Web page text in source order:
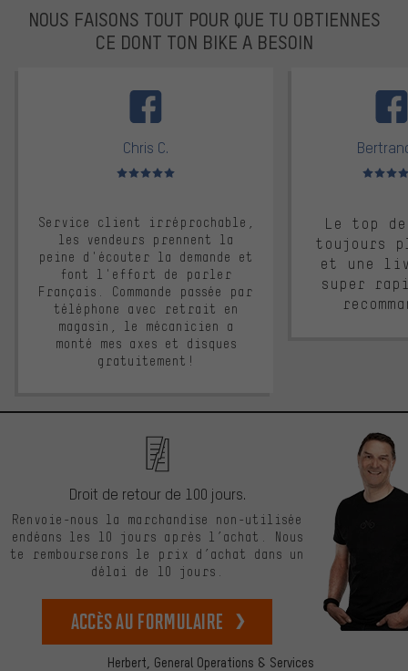
NOUS FAISONS TOUT POUR QUE TU OBTIENNES
CE DONT TON BIKE A BESOIN
Chris C.
Note moyenne : 5 sur 5
Service client irréprochable,
les vendeurs prennent la
peine d'écouter la demande et
font l'effort de parler
Français. Commande passée par
téléphone avec retrait en
magasin, le mécanicien a
monté mes axes et disques
gratuitement!
Note
Le top
toujours
et une
super
Herbert, General Operations & Services
Droit de retour de 100 jours.
Renvoie-nous la marchandise non-utilisée
endéans les 10 jours après l’achat. Nous
te rembourserons le prix d’achat dans un
délai de 10 jours.
Accès au formulaire